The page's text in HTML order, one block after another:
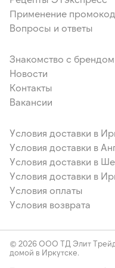
Применение
Вопросы и ответы
Знакомство с брендом
Новости
Контакты
Вакансии
Условия доставки в
Условия доставки в
Условия доставки в
Условия доставки в
Условия оплаты
Условия возврата
© 2026 ООО ТД Элит Трейд.
домой в Иркутске.